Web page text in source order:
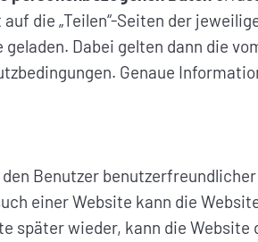
die „Teilen“-Seiten der
Dabei gelten dann die
Genaue
Benutzer
einer Website kann die
später wieder, kann die